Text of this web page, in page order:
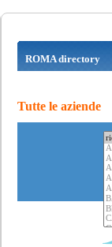
ROMA directory
Tutte le aziende